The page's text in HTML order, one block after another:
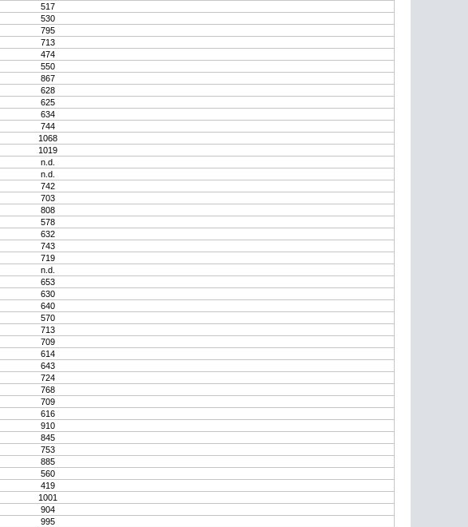
517
530
795
713
474
550
867
628
625
634
744
1068
1019
n.d.
n.d.
742
703
808
578
632
743
719
n.d.
653
630
640
570
713
709
614
643
724
768
709
616
910
845
753
885
560
419
1001
904
995